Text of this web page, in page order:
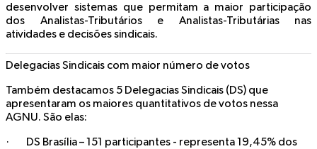
desenvolver sistemas que permitam a maior participação
dos Analistas-Tributários e Analistas-Tributárias nas
atividades e decisões sindicais.
Delegacias Sindicais com maior número de votos
Também destacamos 5 Delegacias Sindicais (DS) que
apresentaram os maiores quantitativos de votos nessa
AGNU. São elas:
· DS Brasília – 151 participantes - representa 19,45% dos